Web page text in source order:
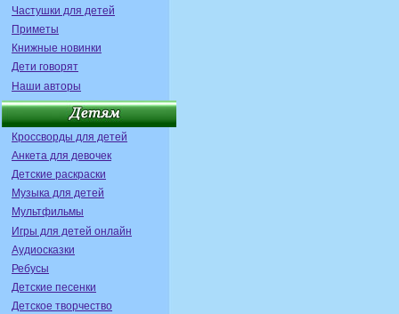
Частушки для детей
Приметы
Книжные новинки
Дети говорят
Наши авторы
Кроссворды для детей
Анкета для девочек
Детские раскраски
Музыка для детей
Мультфильмы
Игры для детей онлайн
Аудиосказки
Ребусы
Детские песенки
Детское творчество